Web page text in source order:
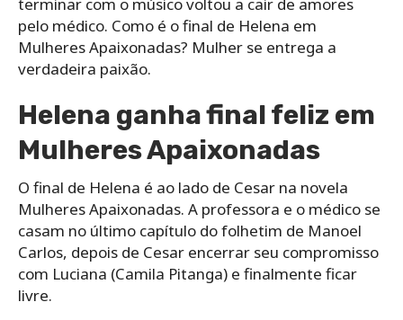
pelo médico. Como é o final de Helena em
Mulheres Apaixonadas? Mulher se entrega a
verdadeira paixão.
Helena ganha final feliz em
Mulheres Apaixonadas
O final de Helena é ao lado de Cesar na novela
Mulheres Apaixonadas. A professora e o médico se
casam no último capítulo do folhetim de Manoel
Carlos, depois de Cesar encerrar seu compromisso
com Luciana (Camila Pitanga) e finalmente ficar
livre.